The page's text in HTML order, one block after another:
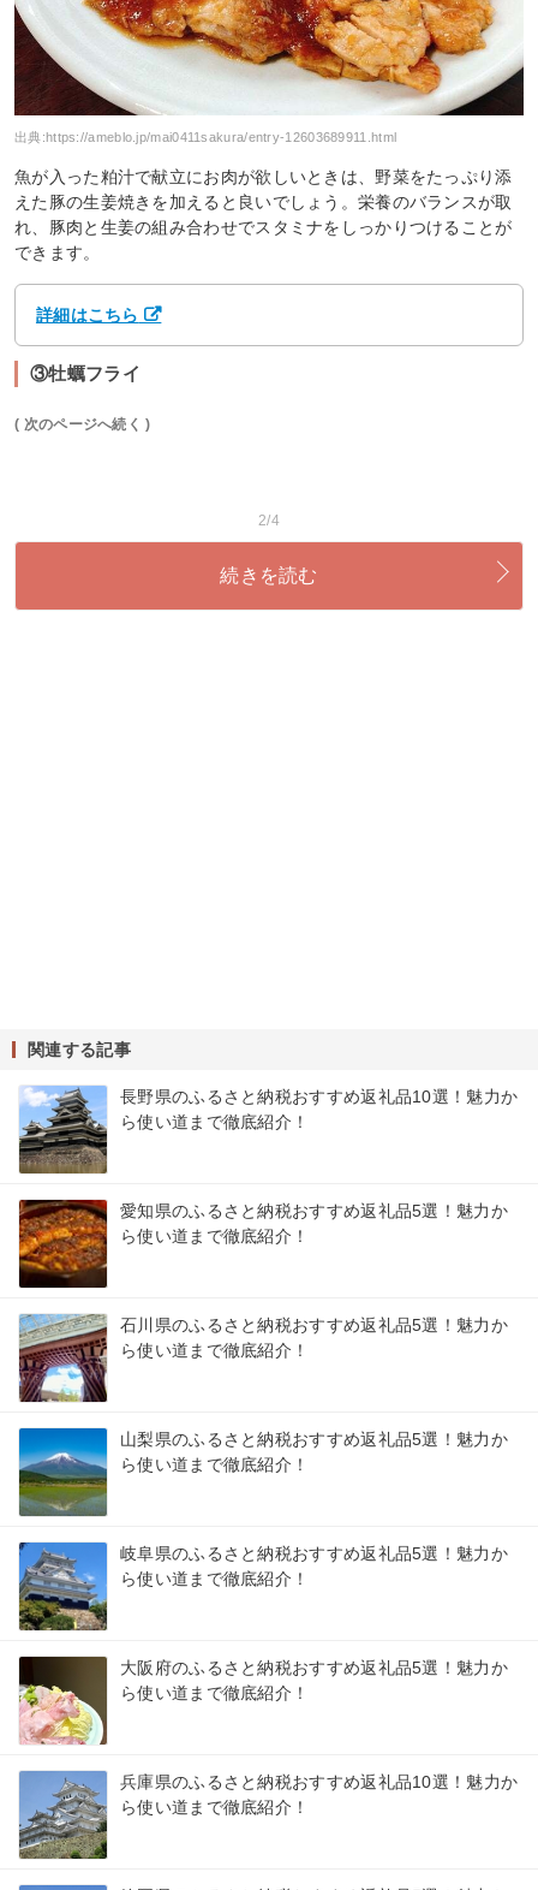
出典:https://ameblo.jp/mai0411sakura/entry-12603689911.html
魚が入った粕汁で献立にお肉が欲しいときは、野菜をたっぷり添
えた豚の生姜焼きを加えると良いでしょう。栄養のバランスが取
れ、豚肉と生姜の組み合わせでスタミナをしっかりつけることが
できます。
詳細はこちら
③牡蠣フライ
( 次のページへ続く )
2/4
続きを読む
関連する記事
長野県のふるさと納税おすすめ返礼品10選！魅力か
ら使い道まで徹底紹介！
愛知県のふるさと納税おすすめ返礼品5選！魅力か
ら使い道まで徹底紹介！
石川県のふるさと納税おすすめ返礼品5選！魅力か
ら使い道まで徹底紹介！
山梨県のふるさと納税おすすめ返礼品5選！魅力か
ら使い道まで徹底紹介！
岐阜県のふるさと納税おすすめ返礼品5選！魅力か
ら使い道まで徹底紹介！
大阪府のふるさと納税おすすめ返礼品5選！魅力か
ら使い道まで徹底紹介！
兵庫県のふるさと納税おすすめ返礼品10選！魅力か
ら使い道まで徹底紹介！